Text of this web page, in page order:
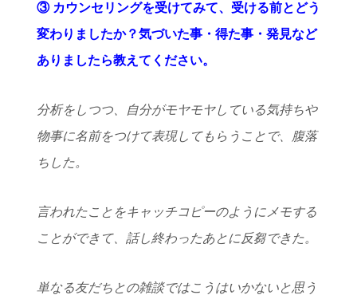
③ カウンセリングを受けてみて、受ける前とどう
変わりましたか？気づいた事・得た事・発見など
ありましたら教えてください。
分析をしつつ、自分がモヤモヤしている気持ちや
物事に名前をつけて表現してもらうことで、腹落
ちした。
言われたことをキャッチコピーのようにメモする
ことができて、話し終わったあとに反芻できた。
単なる友だちとの雑談ではこうはいかないと思う